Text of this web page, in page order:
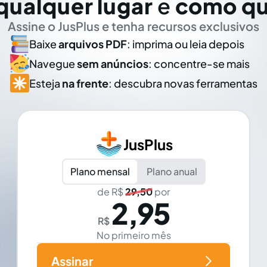
lugar e como
Assine o JusPlus e tenha recursos exclusivos
Baixearquivos PDF: imprima ou leia depois
Naveguesem anúncios: concentre-se mais
Esteja na frente: descubra novas ferramentas
JusPlus
Plano mensal
Plano anual
de R$29,50por
R$ 2,95
No primeiro mês
Assinar